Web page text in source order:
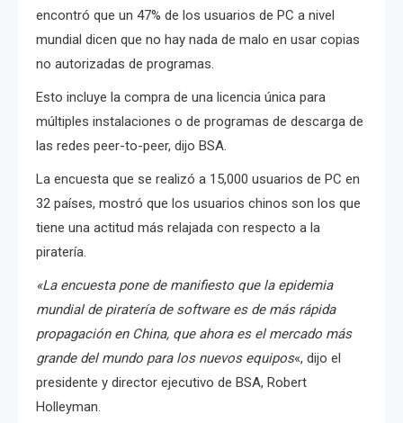
encontró que un 47% de los usuarios de PC a nivel
mundial dicen que no hay nada de malo en usar copias
no autorizadas de programas.
Esto incluye la compra de una licencia única para
múltiples instalaciones o de programas de descarga de
las redes peer-to-peer, dijo BSA.
La encuesta que se realizó a 15,000 usuarios de PC en
32 países, mostró que los usuarios chinos son los que
tiene una actitud más relajada con respecto a la
piratería.
«La encuesta pone de manifiesto que la epidemia
mundial de piratería de software es de más rápida
propagación en China, que ahora es el mercado más
grande del mundo para los nuevos equipos«, dijo el
presidente y director ejecutivo de BSA, Robert
Holleyman.